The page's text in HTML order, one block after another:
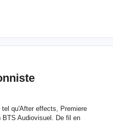
qu'After effects, Premiere
Audiovisuel. De fil en